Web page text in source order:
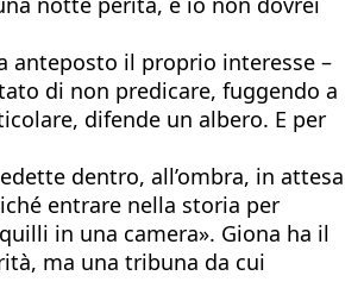
anteposto il proprio interesse –
di non predicare, fuggendo a
difende un albero. E per
dentro, all’ombra, in attesa
entrare nella storia per
in una camera». Giona ha il
ma una tribuna da cui